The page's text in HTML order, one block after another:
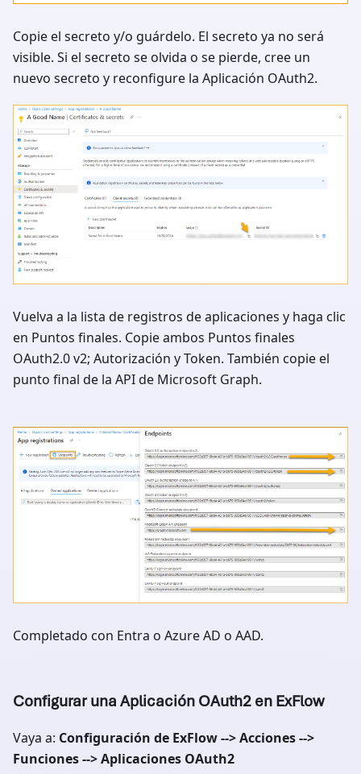
Copie el secreto y/o guárdelo. El secreto ya no será
visible. Si el secreto se olvida o se pierde, cree un
nuevo secreto y reconfigure la Aplicación OAuth2.
Vuelva a la lista de registros de aplicaciones y haga clic
en Puntos finales. Copie ambos Puntos finales
OAuth2.0 v2; Autorización y Token. También copie el
punto final de la API de Microsoft Graph.
Completado con Entra o Azure AD o AAD.
Configurar una Aplicación OAuth2 en ExFlow
Vaya a: Configuración de ExFlow --> Acciones -->
Funciones --> Aplicaciones OAuth2